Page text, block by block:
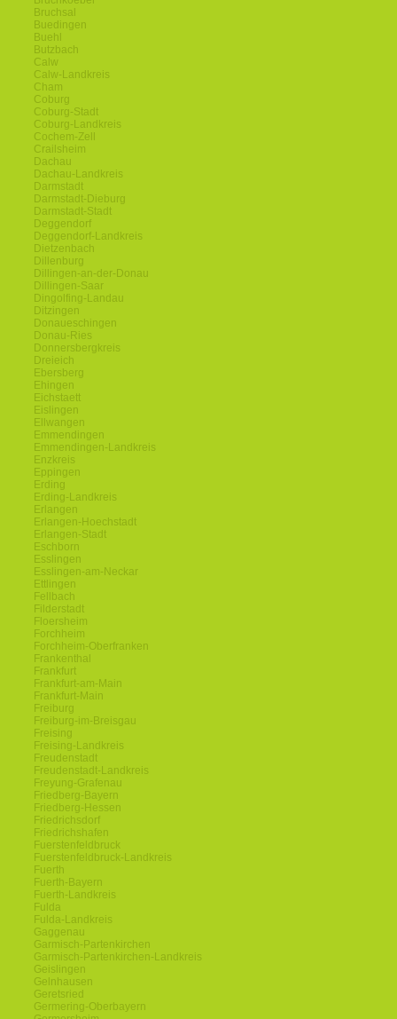
Bruchsal
Buedingen
Buehl
Butzbach
Calw
Calw-Landkreis
Cham
Coburg
Coburg-Stadt
Coburg-Landkreis
Cochem-Zell
Crailsheim
Dachau
Dachau-Landkreis
Darmstadt
Darmstadt-Dieburg
Darmstadt-Stadt
Deggendorf
Deggendorf-Landkreis
Dietzenbach
Dillenburg
Dillingen-an-der-Donau
Dillingen-Saar
Dingolfing-Landau
Ditzingen
Donaueschingen
Donau-Ries
Donnersbergkreis
Dreieich
Ebersberg
Ehingen
Eichstaett
Eislingen
Ellwangen
Emmendingen
Emmendingen-Landkreis
Enzkreis
Eppingen
Erding
Erding-Landkreis
Erlangen
Erlangen-Hoechstadt
Erlangen-Stadt
Eschborn
Esslingen
Esslingen-am-Neckar
Ettlingen
Fellbach
Filderstadt
Floersheim
Forchheim
Forchheim-Oberfranken
Frankenthal
Frankfurt
Frankfurt-am-Main
Frankfurt-Main
Freiburg
Freiburg-im-Breisgau
Freising
Freising-Landkreis
Freudenstadt
Freudenstadt-Landkreis
Freyung-Grafenau
Friedberg-Bayern
Friedberg-Hessen
Friedrichsdorf
Friedrichshafen
Fuerstenfeldbruck
Fuerstenfeldbruck-Landkreis
Fuerth
Fuerth-Bayern
Fuerth-Landkreis
Fulda
Fulda-Landkreis
Gaggenau
Garmisch-Partenkirchen
Garmisch-Partenkirchen-Landkreis
Geislingen
Gelnhausen
Geretsried
Germering-Oberbayern